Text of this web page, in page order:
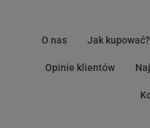
O nas Jak kupować?
Opinie klientów